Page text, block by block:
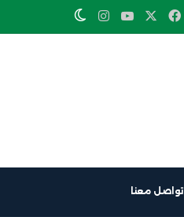
Facebook
YouTube
Instagram
Switch skin
تواصل معنا